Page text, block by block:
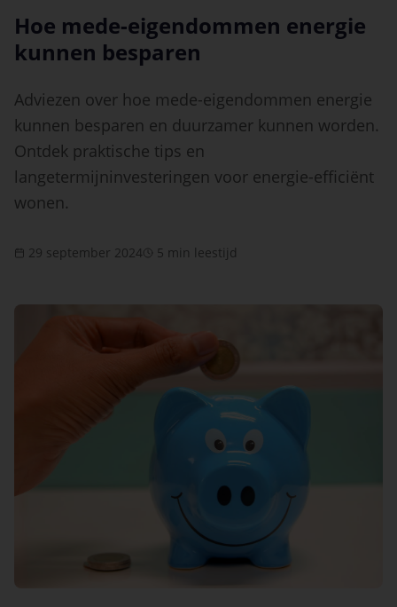
Hoe mede-eigendommen energie
kunnen besparen
Adviezen over hoe mede-eigendommen energie
kunnen besparen en duurzamer kunnen worden.
Ontdek praktische tips en
langetermijninvesteringen voor energie-efficiënt
wonen.
29 september 2024 5 min leestijd